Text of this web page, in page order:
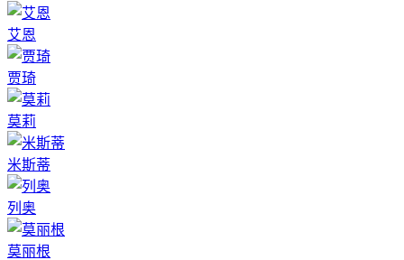
艾恩
贾琦
莫莉
米斯蒂
列奥
莫丽根